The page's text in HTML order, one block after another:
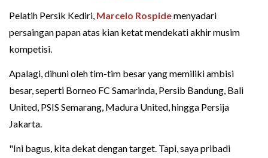
Pelatih Persik Kediri, Marcelo Rospidemenyadari
persaingan papan atas kian ketat mendekati akhir musim
kompetisi.
Apalagi, dihuni oleh tim-tim besar yang memiliki ambisi
besar, seperti Borneo FC Samarinda, Persib Bandung, Bali
United, PSIS Semarang, Madura United, hingga Persija
Jakarta.
"Ini bagus, kita dekat dengan target. Tapi, saya pribadi